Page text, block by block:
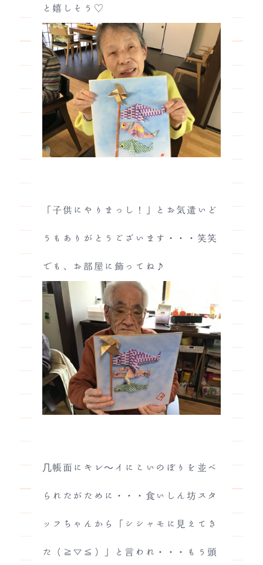
と嬉しそう♡
「子供にやりまっし！」とお気遣いど
うもありがとうございます・・・笑笑
でも、お部屋に飾ってね♪
几帳面にキレ～イにこいのぼりを並べ
られたがために・・・食いしん坊スタ
ッフちゃんから「シシャモに見えてき
た（≧▽≦）」と言われ・・・もう頭